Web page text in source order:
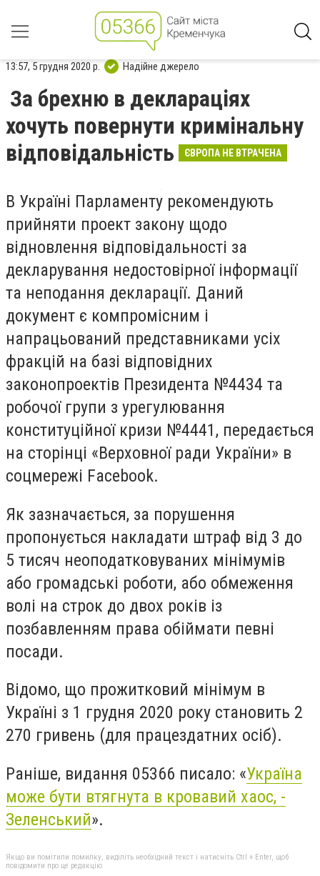
13:57, 5 грудня 2020 р. Надійне джерело
За брехню в деклараціях
хочуть повернути кримінальну
відповідальність
ЄВРОПА НЕ ВТРАЧЕНА
В Україні Парламенту рекомендують
прийняти проект закону щодо
відновлення відповідальності за
декларування недостовірної інформації
та неподання декларації. Даний
документ є компромісним і
напрацьований представниками усіх
фракцій на базі відповідних
законопроектів Президента №4434 та
робочої групи з урегулювання
конституційної кризи №4441, передається
на сторінці «Верховної ради України» в
соцмережі Facebook.
Як зазначається, за порушення
пропонується накладати штраф від 3 до
5 тисяч неоподатковуваних мінімумів
або громадські роботи, або обмеження
волі на строк до двох років із
позбавленням права обіймати певні
посади.
Відомо, що прожитковий мінімум в
Україні з 1 грудня 2020 року становить 2
270 гривень (для працездатних осіб).
Раніше, видання 05366 писало: «Україна
може бути втягнута в кровавий хаос, -
Зеленський».
Якщо ви помітили помилку, виділіть необхідний текст і натисніть Ctrl + Enter, щоб
повідомити про це редакцію